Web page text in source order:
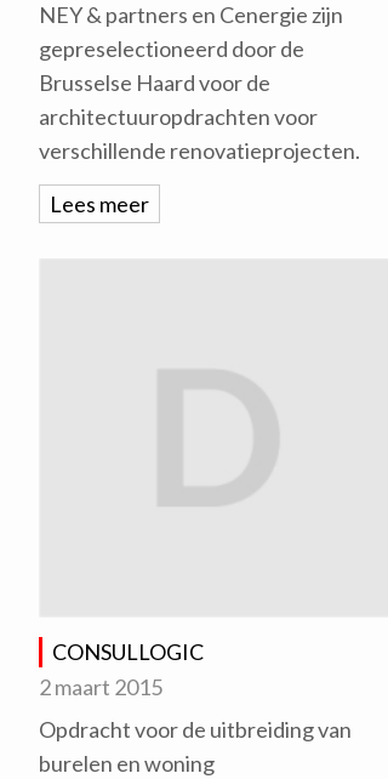
NEY & partners en Cenergie zijn
gepreselectioneerd door de
Brusselse Haard voor de
architectuuropdrachten voor
verschillende renovatieprojecten.
Lees meer
CONSULLOGIC
2 maart 2015
Opdracht voor de uitbreiding van
burelen en woning